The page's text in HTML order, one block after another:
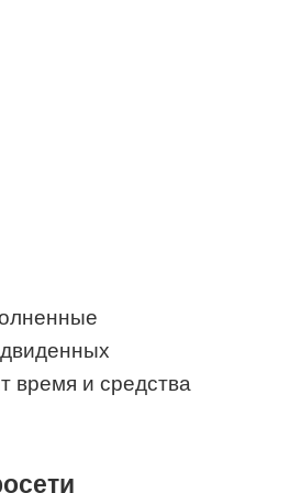
время и средства